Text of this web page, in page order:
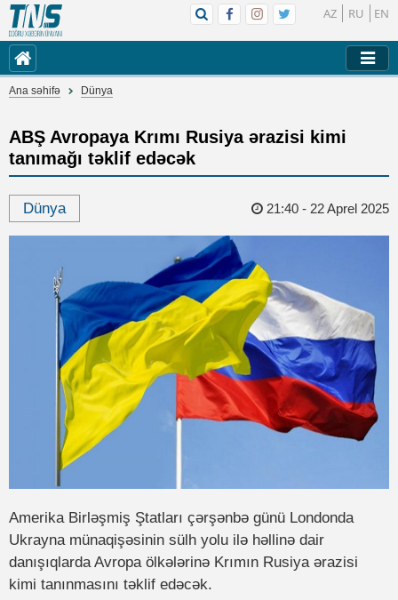
AZ RU EN
Ana səhifə Dünya
ABŞ Avropaya Krımı Rusiya ərazisi kimi
tanımağı təklif edəcək
Dünya 21:40 - 22 Aprel 2025
Amerika Birləşmiş Ştatları çərşənbə günü Londonda
Ukrayna münaqişəsinin sülh yolu ilə həllinə dair
danışıqlarda Avropa ölkələrinə Krımın Rusiya ərazisi
kimi tanınmasını təklif edəcək.